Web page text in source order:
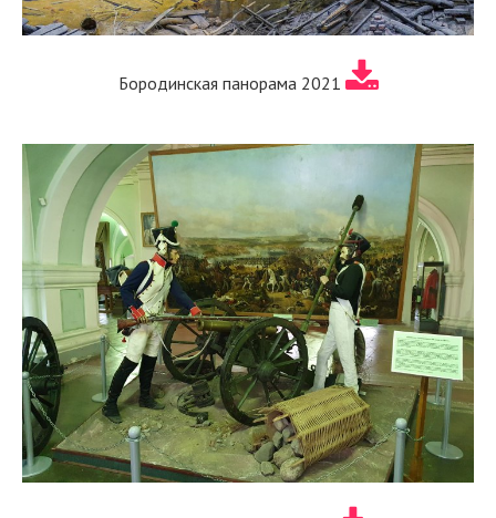
Бородинская панорама 2021